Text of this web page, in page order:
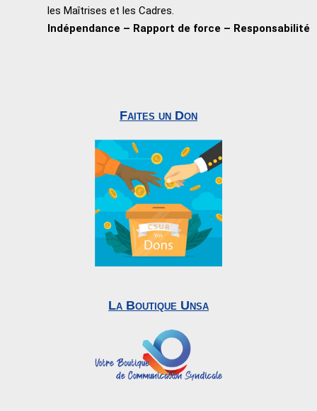
les Maîtrises et les Cadres.
Indépendance – Rapport de force – Responsabilité
Faites un Don
La Boutique Unsa